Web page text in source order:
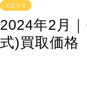
モビリオ
2024年2月
式)買取価格